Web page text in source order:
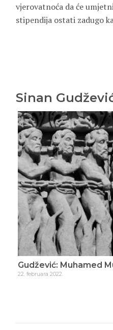
vjerovatnoća da će
stipendija ostati zadugo
Sinan
Gudžević: Muhamed
22. februara 2022.